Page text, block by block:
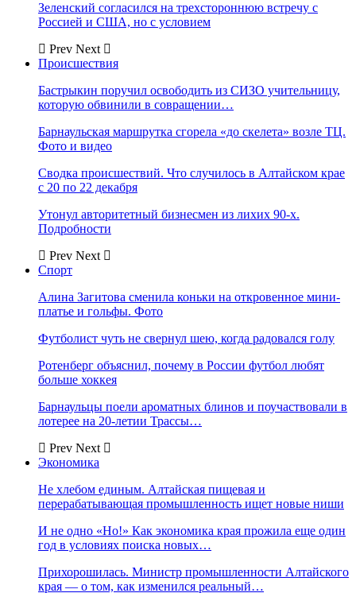
Зеленский согласился на трехстороннюю встречу с
Россией и США, но с условием
Prev Next
Происшествия
Бастрыкин поручил освободить из СИЗО учительницу,
которую обвинили в совращении…
Барнаульская маршрутка сгорела «до скелета» возле ТЦ.
Фото и видео
Сводка происшествий. Что случилось в Алтайском крае
с 20 по 22 декабря
Утонул авторитетный бизнесмен из лихих 90-х.
Подробности
Prev Next
Спорт
Алина Загитова сменила коньки на откровенное мини-
платье и гольфы. Фото
Футболист чуть не свернул шею, когда радовался голу
Ротенберг объяснил, почему в России футбол любят
больше хоккея
Барнаульцы поели ароматных блинов и поучаствовали в
лотерее на 20-летии Трассы…
Prev Next
Экономика
Не хлебом единым. Алтайская пищевая и
перерабатывающая промышленность ищет новые ниши
И не одно «Но!» Как экономика края прожила еще один
год в условиях поиска новых…
Прихорошилась. Министр промышленности Алтайского
края — о том, как изменился реальный…